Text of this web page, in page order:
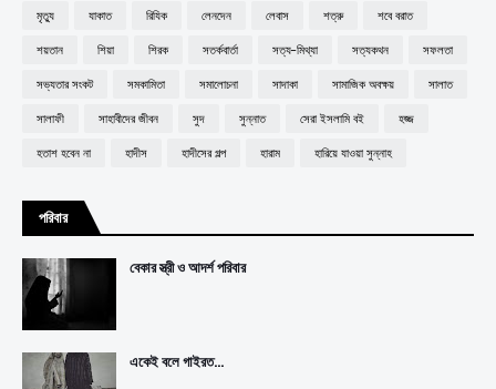
মৃত্যু
যাকাত রিযিক লেনদেন লেবাস শত্রু
শবে বরাত
শয়তান
শিয়া শিরক সতর্কবার্তা সত্য-মিথ্যা সত্যকথন
সফলতা
সভ্যতার সংকট
সমকামিতা সমালোচনা সাদাকা সামাজিক অবক্ষয়
সালাত
সালাফী
সাহাবীদের জীবন সুদ সুন্নাত সেরা ইসলামি বই
হজ্জ
হতাশ হবেন না
হাদীস হাদীসের গল্প হারাম হারিয়ে যাওয়া সুন্নাহ
পরিবার
বেকার স্ত্রী ও আদর্শ পরিবার
একেই বলে গাইরত...